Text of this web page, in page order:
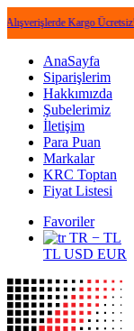
Kargo Ücretsiz! •
AnaSayfa
Siparişlerim
Hakkımızda
Şubelerimiz
İletişim
Para Puan
Markalar
KRC Toptan
Fiyat Listesi
Favoriler
TR − TL
TL USD EUR